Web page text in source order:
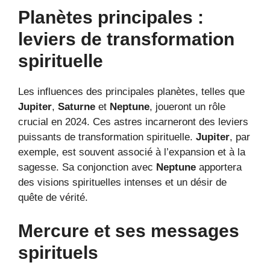
Planètes principales :
leviers de transformation
spirituelle
Les influences des principales planètes, telles que
Jupiter, Saturne et Neptune, joueront un rôle
crucial en 2024. Ces astres incarneront des leviers
puissants de transformation spirituelle. Jupiter, par
exemple, est souvent associé à l’expansion et à la
sagesse. Sa conjonction avec Neptune apportera
des visions spirituelles intenses et un désir de
quête de vérité.
Mercure et ses messages
spirituels